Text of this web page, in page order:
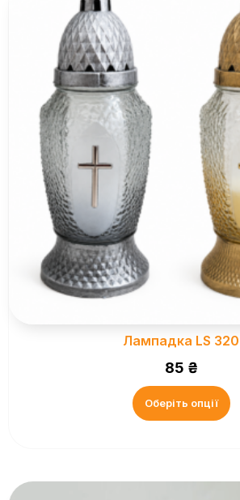
Лампадка LS 320
85 ₴
Оберіть опції